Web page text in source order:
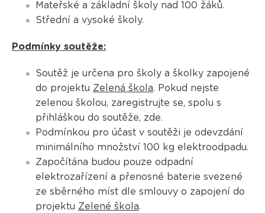
Mateřské a základní školy nad 100 žáků.
Střední a vysoké školy.
Podmínky soutěže:
Soutěž je určena pro školy a školky zapojené
do projektu Zelená škola. Pokud nejste
zelenou školou, zaregistrujte se, spolu s
přihláškou do soutěže, zde.
Podmínkou pro účast v soutěži je odevzdání
minimálního množství 100 kg elektroodpadu.
Započítána budou pouze odpadní
elektrozařízení a přenosné baterie svezené
ze sběrného míst dle smlouvy o zapojení do
projektu Zelené škola.